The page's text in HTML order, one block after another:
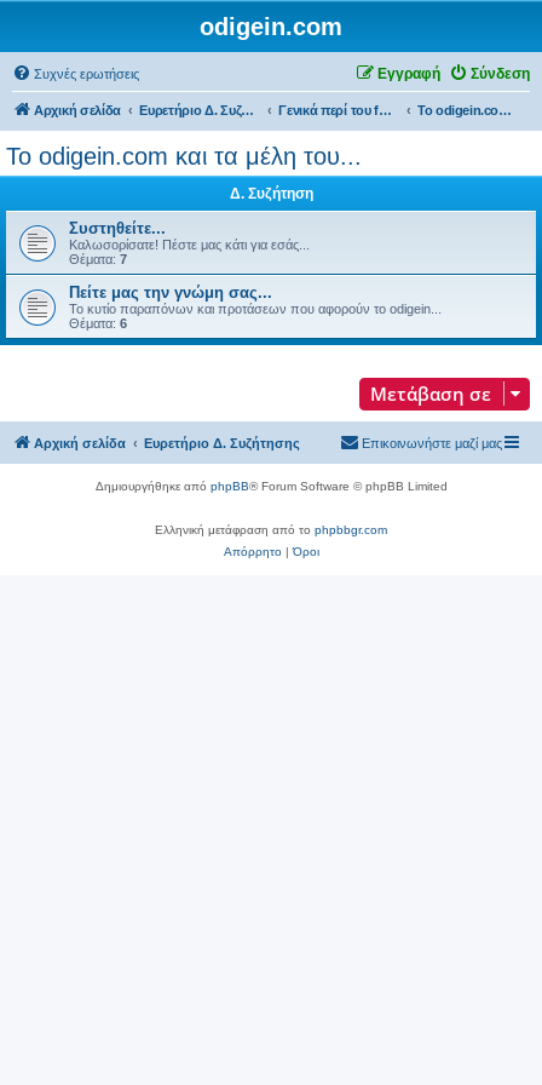
odigein.com
Συχνές ερωτήσεις Σύνδεση
Εγγραφή
Αρχική σελίδα Ευρετήριο Δ. Συζήτησης Γενικά περί του forum... Το odigein.com και τα μέλη του...
Το odigein.com και τα μέλη του...
Δ. Συζήτηση
Συστηθείτε...
Καλωσορίσατε! Πέστε μας κάτι για εσάς...
Θέματα: 7
Πείτε μας την γνώμη σας...
Το κυτίο παραπόνων και προτάσεων που αφορούν το odigein...
Θέματα: 6
Μετάβαση σε
Αρχική σελίδα Ευρετήριο Δ. Συζήτησης Επικοινωνήστε μαζί μας
Δημιουργήθηκε από phpBB® Forum Software © phpBB Limited
Ελληνική μετάφραση από το phpbbgr.com
Απόρρητο|Όροι